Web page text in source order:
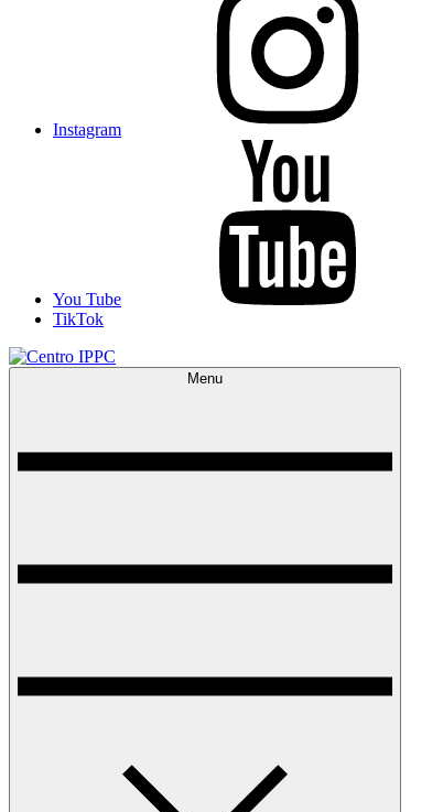
Instagram
You Tube
TikTok
Menu